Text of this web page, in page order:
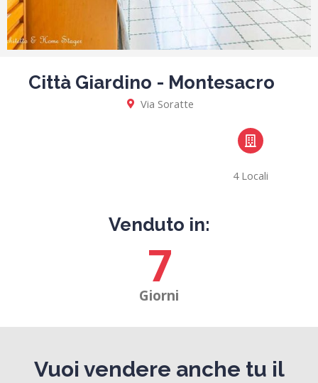
Città Giardino - Montesacro
Via Soratte
4 Locali
Venduto in:
Giorni
7
Vuoi vendere anche tu il